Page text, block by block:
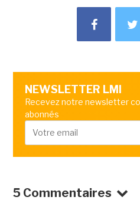
NEWSLETTER LMI
Recevez notre newsletter
abonnés
5 Commentaires